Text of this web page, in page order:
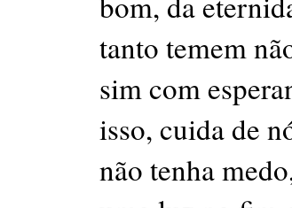
tanto temem
sim com
isso, cuida de
não tenha